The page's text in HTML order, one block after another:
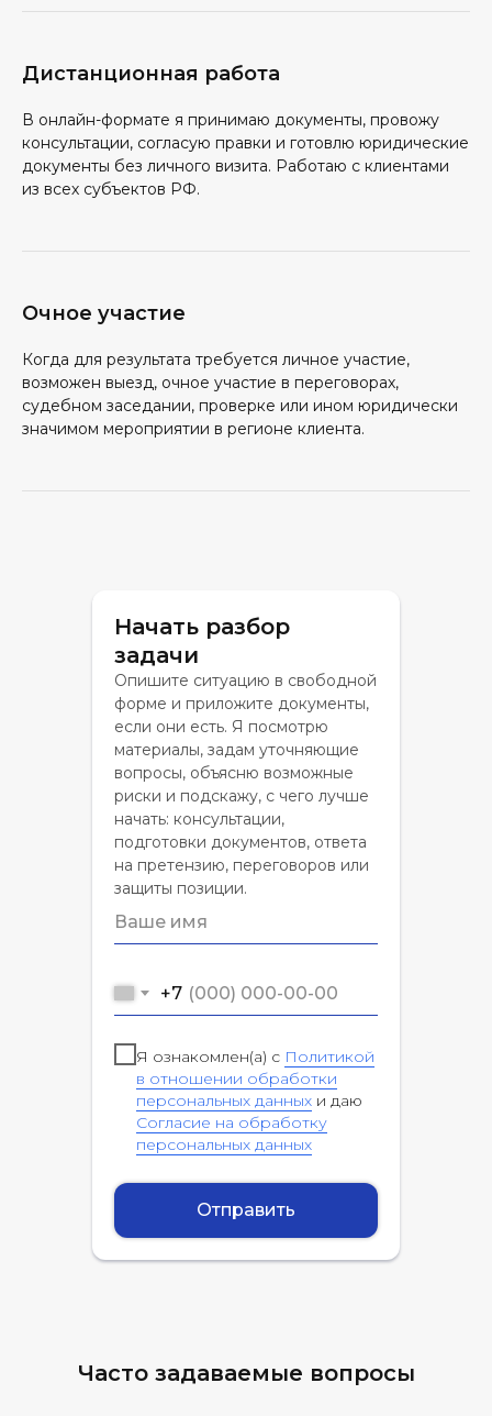
Дистанционная работа
В онлайн-формате я принимаю документы, провожу
консультации, согласую правки и готовлю юридические
документы без личного визита. Работаю с клиентами
из всех субъектов РФ.
Очное участие
Когда для результата требуется личное участие,
возможен выезд, очное участие в переговорах,
судебном заседании, проверке или ином юридически
значимом мероприятии в регионе клиента.
Начать разбор
задачи
Опишите ситуацию в свободной
форме и приложите документы,
если они есть. Я посмотрю
материалы, задам уточняющие
вопросы, объясню возможные
риски и подскажу, с чего лучше
начать: консультации,
подготовки документов, ответа
на претензию, переговоров или
защиты позиции.
+7
Я ознакомлен(а) с Политикой
в отношении обработки
персональных данных и даю
Согласие на обработку
персональных данных
Отправить
Часто задаваемые вопросы